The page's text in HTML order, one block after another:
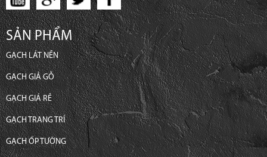
SẢN PHẨM
GẠCH LÁT NỀN
GẠCH GIẢ GỖ
GẠCH GIÁ RẺ
GẠCH TRANG TRÍ
GẠCH ỐP TƯỜNG